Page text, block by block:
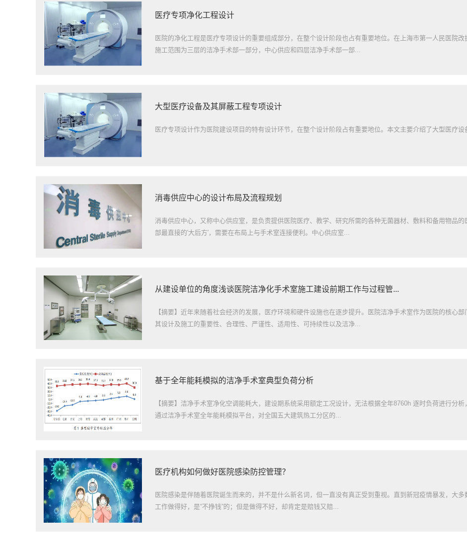
医疗专项净化工程设计
医院的净化工程是医疗专项设计的重要组成部分，在整个设计阶段也占有重要地位。在上海市第一人民医院
施工范围为三层的洁净手术部一部分，中心供应和四层洁净手术部一部...
大型医疗设备及其屏蔽工程专项设计
医疗专项设计作为医院建设项目的特有设计环节，在整个设计阶段占有重要地位。本文主要介绍了大型医疗设
消毒供应中心的设计布局及流程规划
消毒供应中心，又称中心供应室，是负责提供医院医疗、教学、研究所需的各种无菌器材、敷料和备用物品
部最直接的'大后方'，需要在布局上与手术室连接便利。中心供应室...
从建设单位的角度浅谈医院洁净化手术室施工建设前期工作与过程管...
【摘要】近年来随着社会经济的发展，医疗环境和硬件设施也在逐步提升。医院洁净手术室作为医院的核心部
其设计及施工的重要性、合理性、严谨性、适用性、可持续性以及洁净...
基于全年能耗模拟的洁净手术室典型负荷分析
【摘要】洁净手术室净化空调能耗大，建设期系统采用额定工况设计，无法根据全年8760h 逐时负荷进行分
通过洁净手术室全年能耗模拟平台，对全国五大建筑热工分区的...
医疗机构如何做好医院感染防控管理？
医院感染是伴随着医院诞生而来的，并不是什么新名词，但一直没有真正受到重视。直到新冠疫情暴发，大多
工作做得好，是“不挣钱”的；但是做得不好，却肯定是赔钱又赔...